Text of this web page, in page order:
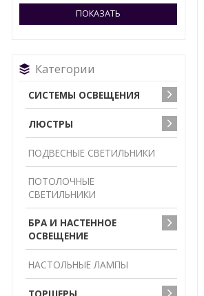
ПОКАЗАТЬ
Категории
СИСТЕМЫ ОСВЕЩЕНИЯ
ЛЮСТРЫ
ПОДВЕСНЫЕ СВЕТИЛЬНИКИ
ПОТОЛОЧНЫЕ
СВЕТИЛЬНИКИ
БРА И НАСТЕННОЕ
ОСВЕЩЕНИЕ
НАСТОЛЬНЫЕ ЛАМПЫ